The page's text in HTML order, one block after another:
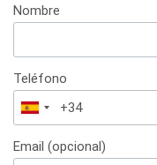
Nombre
Teléfono
España
+34
Email (opcional)